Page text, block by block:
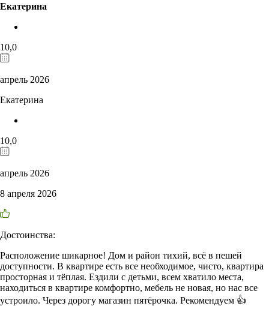
Екатерина
10,0
апрель 2026
Екатерина
10,0
апрель 2026
8 апреля 2026
Достоинства:
Расположение шикарное! Дом и район тихий, всё в пешей
доступности. В квартире есть все необходимое, чисто, квартира
просторная и тёплая. Ездили с детьми, всем хватило места,
находиться в квартире комфортно, мебель не новая, но нас все
устроило. Через дорогу магазин пятёрочка. Рекомендуем 👍